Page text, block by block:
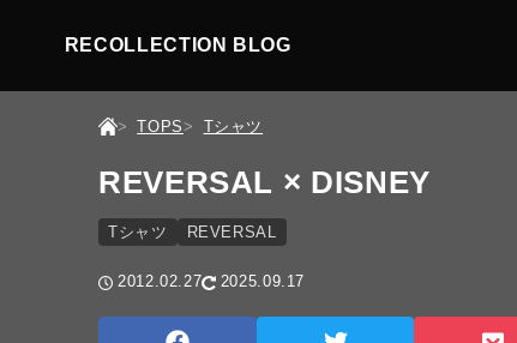
RECOLLECTION BLOG
TOPS Tシャツ
REVERSAL × DISNEY
Tシャツ REVERSAL
2012.02.27 2025.09.17